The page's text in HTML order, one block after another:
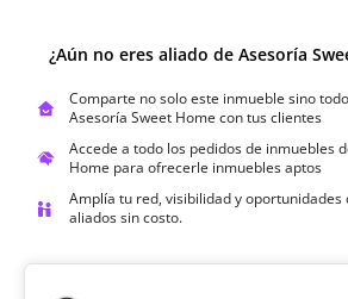
¿Aún no eres aliado de Asesoría
Comparte no solo este inmueble sino
Asesoría Sweet Home con tus clientes
Accede a todo los pedidos de inmuebles
Home para ofrecerle inmuebles aptos
Amplía tu red, visibilidad y oportunidades
aliados sin costo.